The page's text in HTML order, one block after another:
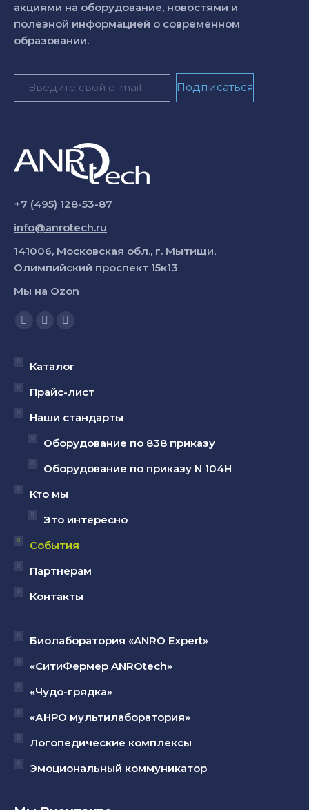
акциями на оборудование, новостями и
полезной информацией о современном
образовании.
+7 (495) 128-53-87
info@anrotech.ru
141006, Московская обл., г. Мытищи,
Олимпийский проспект 15к13
Мы на Ozon
Ищите нас:
Страница
открывается
новом
окне
Страница
открывается
новом
окне
Страница
открывается
новом
окне
Каталог
Прайс-лист
Наши стандарты
Оборудование по 838 приказу
Оборудование по приказу N 104Н
Кто мы
Это интересно
События
Партнерам
Контакты
Биолаборатория «ANRO Expert»
«СитиФермер ANROtech»
«Чудо-грядка»
«АНРО мультилаборатория»
Логопедические комплексы
Эмоциональный коммуникатор